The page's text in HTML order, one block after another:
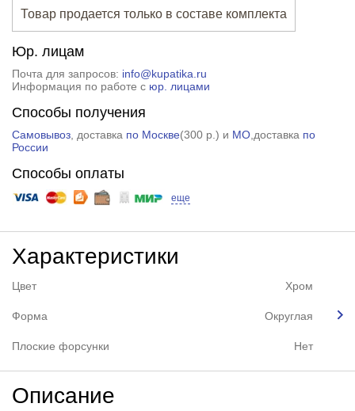
Товар продается только в составе комплекта
Юр. лицам
Почта для запросов: info@kupatika.ru
Информация по работе с юр. лицами
Способы получения
Самовывоз, доставка по Москве(300 р. ) и МО,доставка по
России
Способы оплаты
еще
Характеристики
Цвет Хром
Форма Округлая
Плоские форсунки Нет
Описание